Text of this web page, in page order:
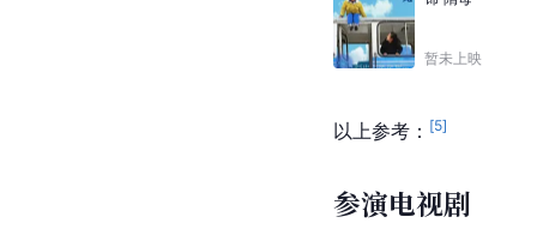
暂未上映
以上参考： [5]
参演电视剧